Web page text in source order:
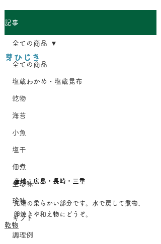
記事
全ての商品
塩蔵わかめ・塩蔵昆布
乾物
海苔
小魚
塩干
佃煮
生珍味
珍味
ギフト
調理例
全ての商品
芽ひじき
産地：広島・長崎・三重
先端の柔らかい部分です。水で戻して煮物、
卵焼きや和え物にどうぞ。
乾物